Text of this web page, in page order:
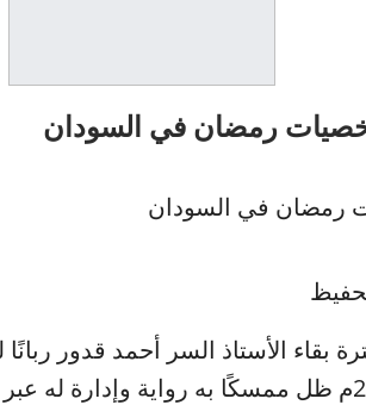
رمضان في السودان
رمضان في السودان
الأستاذ السر أحمد قدور ربانًا
2006م وحتى العام 2021م ظل ممسكًا به رواية